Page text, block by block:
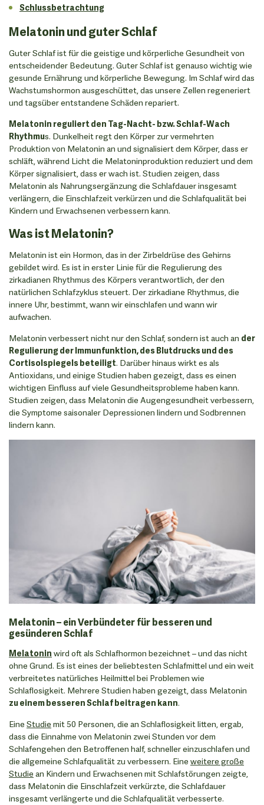
Schlussbetrachtung
Melatonin und guter Schlaf
Guter Schlaf ist für die geistige und körperliche Gesundheit von
entscheidender Bedeutung. Guter Schlaf ist genauso wichtig wie
gesunde Ernährung und körperliche Bewegung. Im Schlaf wird das
Wachstumshormon ausgeschüttet, das unsere Zellen regeneriert
und tagsüber entstandene Schäden repariert.
Melatonin reguliert den Tag-Nacht- bzw. Schlaf-Wach
Rhythmus. Dunkelheit regt den Körper zur vermehrten
Produktion von Melatonin an und signalisiert dem Körper, dass er
schläft, während Licht die Melatoninproduktion reduziert und dem
Körper signalisiert, dass er wach ist. Studien zeigen, dass
Melatonin als Nahrungsergänzung die Schlafdauer insgesamt
verlängern, die Einschlafzeit verkürzen und die Schlafqualität bei
Kindern und Erwachsenen verbessern kann.
Was ist Melatonin?
Melatonin ist ein Hormon, das in der Zirbeldrüse des Gehirns
gebildet wird. Es ist in erster Linie für die Regulierung des
zirkadianen Rhythmus des Körpers verantwortlich, der den
natürlichen Schlafzyklus steuert. Der zirkadiane Rhythmus, die
innere Uhr, bestimmt, wann wir einschlafen und wann wir
aufwachen.
Melatonin verbessert nicht nur den Schlaf, sondern ist auch an der
Regulierung der Immunfunktion, des Blutdrucks und des
Cortisolspiegels beteiligt. Darüber hinaus wirkt es als
Antioxidans, und einige Studien haben gezeigt, dass es einen
wichtigen Einfluss auf viele Gesundheitsprobleme haben kann.
Studien zeigen, dass Melatonin die Augengesundheit verbessern,
die Symptome saisonaler Depressionen lindern und Sodbrennen
lindern kann.
Melatonin – ein Verbündeter für besseren und
gesünderen Schlaf
Melatonin wird oft als Schlafhormon bezeichnet – und das nicht
ohne Grund. Es ist eines der beliebtesten Schlafmittel und ein weit
verbreitetes natürliches Heilmittel bei Problemen wie
Schlaflosigkeit. Mehrere Studien haben gezeigt, dass Melatonin
zu einem besseren Schlaf beitragen kann.
Eine Studie mit 50 Personen, die an Schlaflosigkeit litten, ergab,
dass die Einnahme von Melatonin zwei Stunden vor dem
Schlafengehen den Betroffenen half, schneller einzuschlafen und
die allgemeine Schlafqualität zu verbessern. Eine weitere große
Studie an Kindern und Erwachsenen mit Schlafstörungen zeigte,
dass Melatonin die Einschlafzeit verkürzte, die Schlafdauer
insgesamt verlängerte und die Schlafqualität verbesserte.